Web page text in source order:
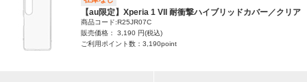
【au限定】Xperia 1 VII 耐衝撃ハイブリッドカバー／クリア
商品コード:R25JR07C
販売価格： 3,190 円(税込)
ご利用ポイント数：3,190point